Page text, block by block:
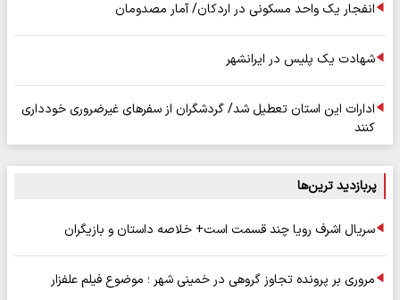
انفجار یک واحد مسکونی در اردکان/ آمار مصدومان
شهادت یک پلیس در ایرانشهر
ادارات این استان تعطیل شد/ گردشگران از سفرهای غیرضروری خودداری
کنند
پربازدید ترین‌ها
سریال اشرف رویا چند قسمت است+ خلاصه داستان و بازیگران
مروری بر پرونده تجاوز گروهی در خمینی شهر ؛ موضوع فیلم علفزار